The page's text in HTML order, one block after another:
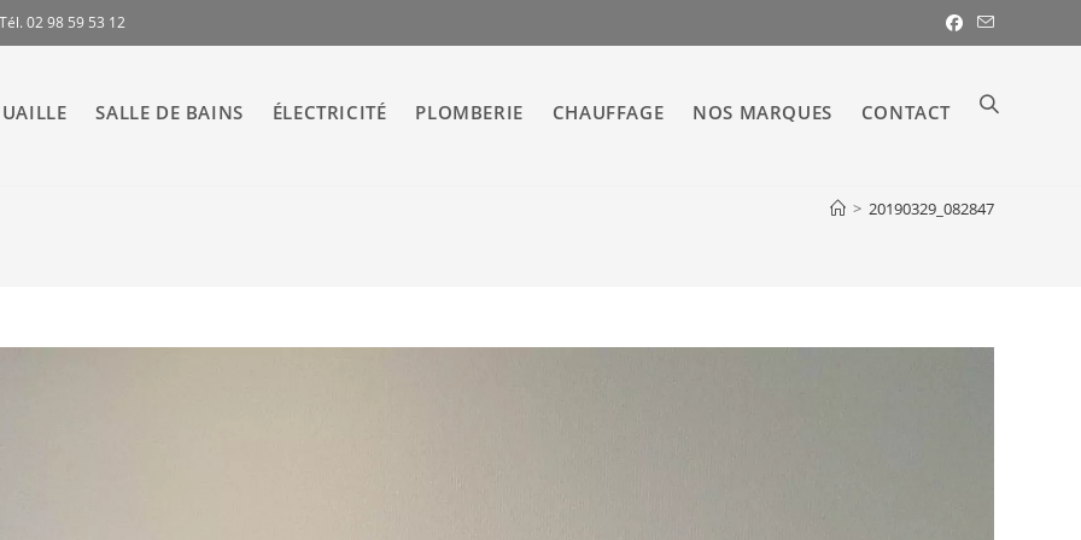
02 98 59 53 12
SALLE DE BAINS ÉLECTRICITÉ PLOMBERIE CHAUFFAGE NOS MARQUES CONTACT TOGGLE
> 20190329_082847